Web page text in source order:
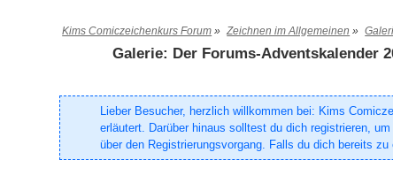
Kims Comiczeichenkurs Forum » Zeichnen im Allgemeinen »
Galerie: Der Forums-Adventskalender
Lieber Besucher, herzlich willkommen bei: Kims
erläutert. Darüber hinaus solltest du dich registrieren,
über den Registrierungsvorgang. Falls du dich bereits